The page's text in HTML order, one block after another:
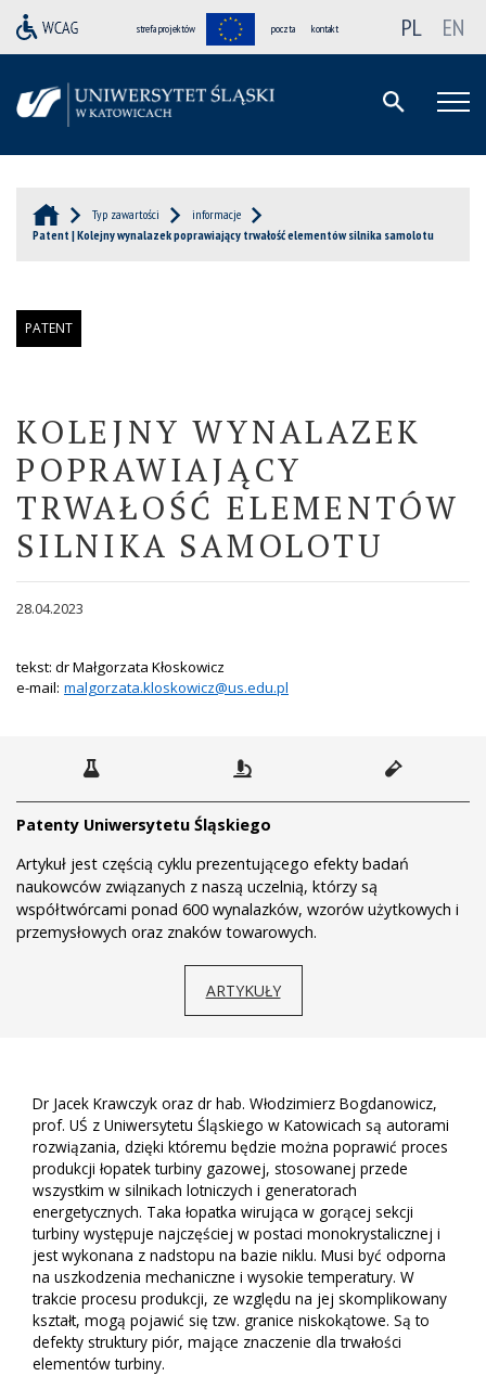
strefa projektów poczta kontakt PL EN
Typ zawartości
informacje
Patent | Kolejny wynalazek poprawiający trwałość elementów silnika samolotu
PATENT
KOLEJNY WYNALAZEK
POPRAWIAJĄCY
TRWAŁOŚĆ ELEMENTÓW
SILNIKA SAMOLOTU
28.04.2023
tekst: dr Małgorzata Kłoskowicz
e-mail: malgorzata.kloskowicz@us.edu.pl
Patenty Uniwersytetu Śląskiego
Artykuł jest częścią cyklu prezentującego efekty badań
naukowców związanych z naszą uczelnią, którzy są
współtwórcami ponad 600 wynalazków, wzorów użytkowych i
przemysłowych oraz znaków towarowych.
ARTYKUŁY
Dr Jacek Krawczyk oraz dr hab. Włodzimierz Bogdanowicz,
prof. UŚ z Uniwersytetu Śląskiego w Katowicach są autorami
rozwiązania, dzięki któremu będzie można poprawić proces
produkcji łopatek turbiny gazowej, stosowanej przede
wszystkim w silnikach lotniczych i generatorach
energetycznych. Taka łopatka wirująca w gorącej sekcji
turbiny występuje najczęściej w postaci monokrystalicznej i
jest wykonana z nadstopu na bazie niklu. Musi być odporna
na uszkodzenia mechaniczne i wysokie temperatury. W
trakcie procesu produkcji, ze względu na jej skomplikowany
kształt, mogą pojawić się tzw. granice niskokątowe. Są to
defekty struktury piór, mające znaczenie dla trwałości
elementów turbiny.